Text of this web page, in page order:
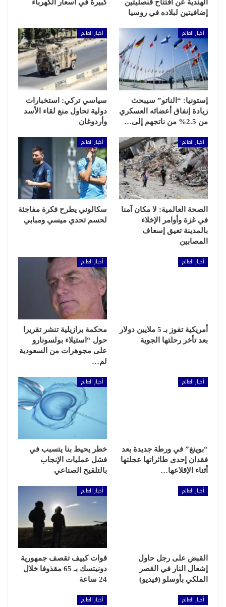
الهندية عن افتتاح قنصليتين
إضافيتين لبلاده في روسيا
كبيرة في أسعار الكهرباء
أخبار العالم
إستونيا: “الناتو” سيبحث
زيادة إنفاق أعضائه العسكري
من 2.5% من ناتجهم إلى…
أخبار العالم
سياسي تركي: استخبارات
دولية تحاول منع لقاء الأسد
وأردوغان
أخبار العالم
الصحة العالمية: لا مكان آمنا
في غزة وأوامر الإخلاء
بالمدينة تعيق إسعاف
المصابين
أخبار العالم
سكالوني يطرح فكرة مفاجئة
لحسم تحدي ميسي ومبابي
أخبار العالم
أمريكية تفوز بـ 5 ملايين دولار
بعد تأخر رحلتها الجوية
أخبار العالم
محكمة برازيلية تنشر تقريرا
حول “استيلاء بولسونارو
على مجوهرات من السعودية
لم…
أخبار العالم
“بوينغ” في ورطة جديدة بعد
فقدان إحدى طائراتها عجلتها
أثناء الإقلاعها…
أخبار العالم
خطر يحيط بنا يتسبب في
فشل عمليات الإنجاب
بالتلقيح الصناعي
أخبار العالم
القبض على رجل حاول
إشعال النار في القصر
الملكي بأوسلو (فيديو)
أخبار العالم
قوات كييف تقصف جمهورية
دونيتسك بـ 65 مقذوفا خلال
24 ساعة
أخبار العالم أخبار العالم